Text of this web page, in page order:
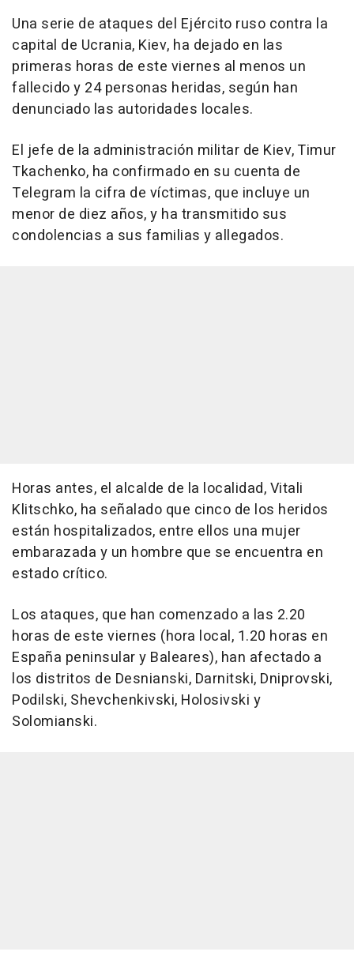
Una serie de ataques del Ejército ruso contra la
capital de Ucrania, Kiev, ha dejado en las
primeras horas de este viernes al menos un
fallecido y 24 personas heridas, según han
denunciado las autoridades locales.
El jefe de la administración militar de Kiev, Timur
Tkachenko, ha confirmado en su cuenta de
Telegram la cifra de víctimas, que incluye un
menor de diez años, y ha transmitido sus
condolencias a sus familias y allegados.
Horas antes, el alcalde de la localidad, Vitali
Klitschko, ha señalado que cinco de los heridos
están hospitalizados, entre ellos una mujer
embarazada y un hombre que se encuentra en
estado crítico.
Los ataques, que han comenzado a las 2.20
horas de este viernes (hora local, 1.20 horas en
España peninsular y Baleares), han afectado a
los distritos de Desnianski, Darnitski, Dniprovski,
Podilski, Shevchenkivski, Holosivski y
Solomianski.